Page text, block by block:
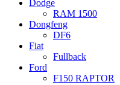
Dodge
RAM 1500
Dongfeng
DF6
Fiat
Fullback
Ford
F150 RAPTOR